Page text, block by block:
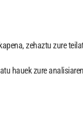
zehaztu zure
hauek zure